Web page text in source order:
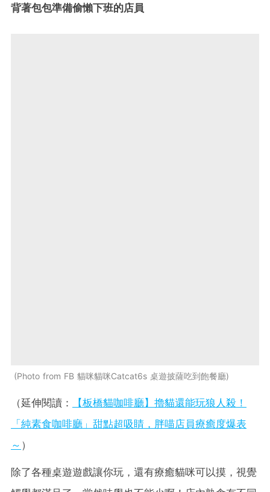
背著包包準備偷懶下班的店員
Photo from FB 貓咪貓咪Catcat6s 桌遊披薩吃到飽餐廳
（延伸閱讀：
【板橋貓咖啡廳】擼貓還能玩狼人殺！
「純素食咖啡廳」甜點超吸睛，胖喵店員療癒度爆表
～ ）
除了各種桌遊遊戲讓你玩，還有療癒貓咪可以摸，視覺